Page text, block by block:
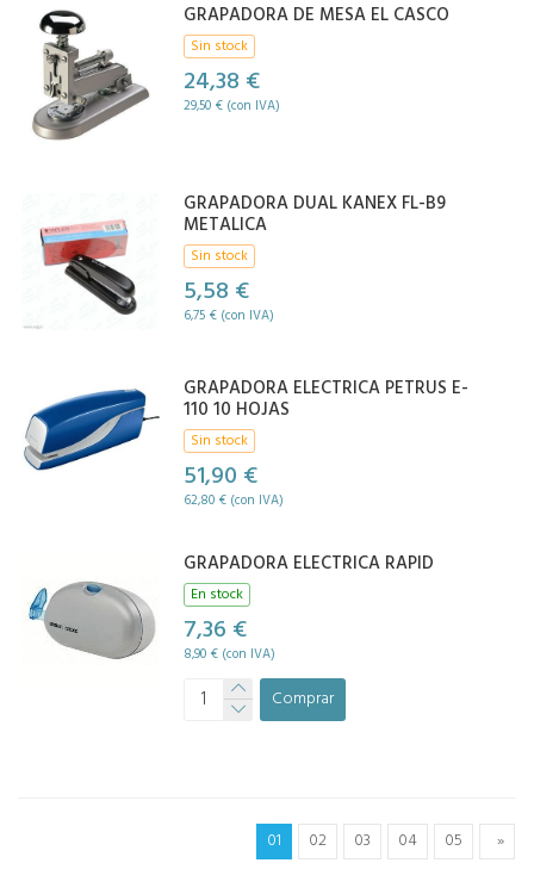
GRAPADORA DE MESA EL CASCO
Sin stock
24,38 €
29,50 € (con IVA)
GRAPADORA DUAL KANEX FL-B9
METALICA
Sin stock
5,58 €
6,75 € (con IVA)
GRAPADORA ELECTRICA PETRUS E-
110 10 HOJAS
Sin stock
51,90 €
62,80 € (con IVA)
GRAPADORA ELECTRICA RAPID
En stock
7,36 €
8,90 € (con IVA)
Comprar
01 02 03 04 05 »